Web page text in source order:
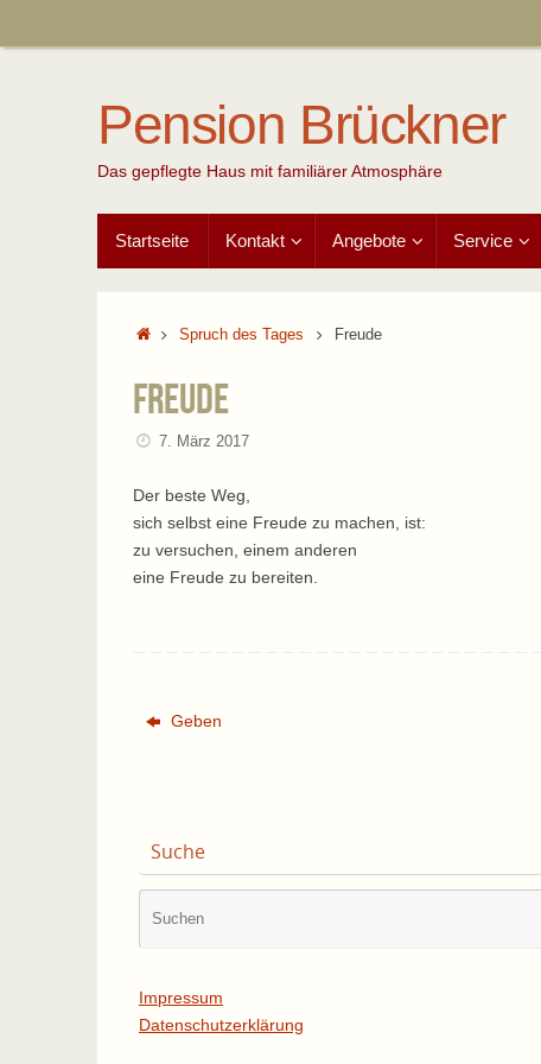
Pension Brückner
Das gepflegte Haus mit familiärer Atmosphäre
Inhalt
springen
Startseite Kontakt Angebote Service
StartSpruch des Tages Freude
Freude
7. März 2017
Der beste Weg,
sich selbst eine Freude zu machen, ist:
zu versuchen, einem anderen
eine Freude zu bereiten.
Geben
Suche
Impressum
Datenschutzerklärung